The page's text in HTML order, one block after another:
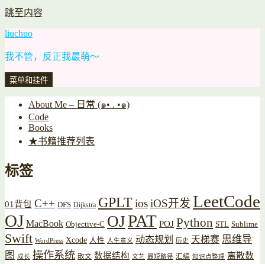
跳至内容
liuchuo
我不管，反正我最萌～
菜单和挂件
About Me – 日常 (๑• . •๑)
Code
Books
★书籍推荐列表
标签
01背包 C++ DFS Dijkstra GPLTiosiOS开发 LeetCode
OJ MacBook Objective-C OJPAT POJ Python STL Sublime
Swift WordPress Xcode 人性 人生意义 动态规划 历史 天梯赛 思维导
图
成长 操作系统 散文 数据结构 文艺 最短路径 汇编 知识点整理 离散数